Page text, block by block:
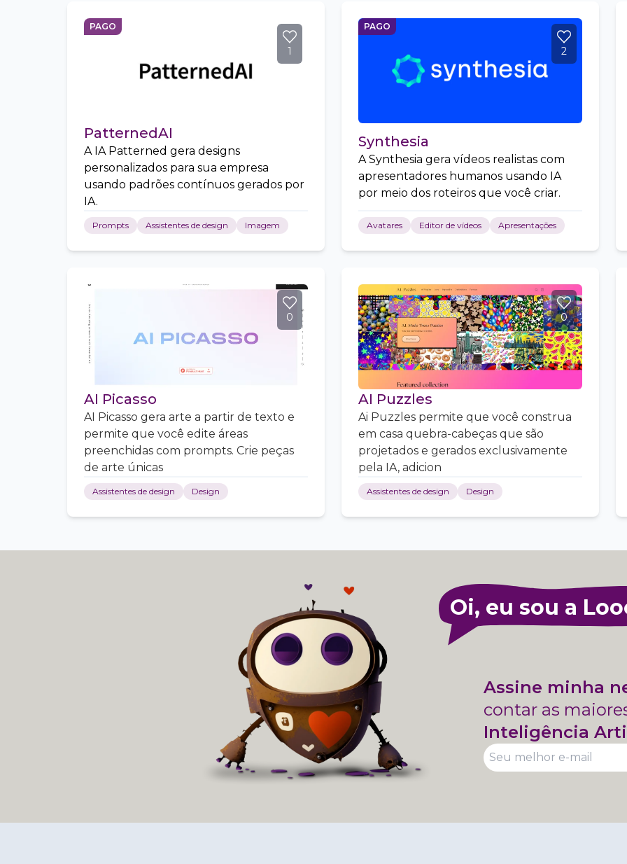
PAGO
1
PatternedAI
A IA Patterned gera designs
personalizados para sua empresa
usando padrões contínuos gerados por
IA.
Prompts Assistentes de design Imagem
PAGO
2
Synthesia
A Synthesia gera vídeos realistas com
apresentadores humanos usando IA
por meio dos roteiros que você criar.
Avatares Editor de vídeos Apresentações
0
AI Picasso
AI Picasso gera arte a partir de texto e
permite que você edite áreas
preenchidas com prompts. Crie peças
de arte únicas
Assistentes de design Design
0
AI Puzzles
Ai Puzzles permite que você construa
em casa quebra-cabeças que são
projetados e gerados exclusivamente
pela IA, adicion
Assistentes de design Design
Oi, eu sou a
Assine minha
contar as
Inteligência